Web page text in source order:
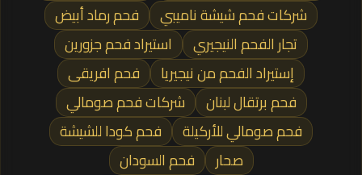
شركات فحم شيشة ناميبي
فحم رماد أبيض
تجار الفحم النيجيري
استيراد فحم جزورين
إستيراد الفحم من نيجيريا
فحم افريقى
فحم برتقال لبنان
شركات فحم صومالي
فحم صومالي للأركيلة
فحم كودا للشيشة
صحار
فحم السودان